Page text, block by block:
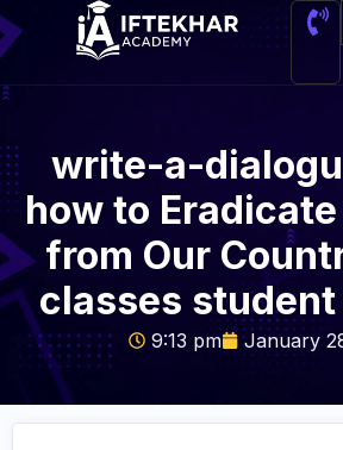
write-a-
how to
from Our
classes student
9:13 pm January